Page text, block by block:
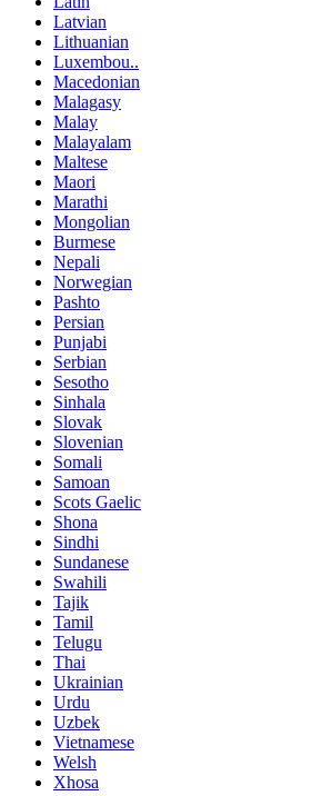
Latvian
Lithuanian
Luxembou..
Macedonian
Malagasy
Malay
Malayalam
Maltese
Maori
Marathi
Mongolian
Burmese
Nepali
Norwegian
Pashto
Persian
Punjabi
Serbian
Sesotho
Sinhala
Slovak
Slovenian
Somali
Samoan
Scots Gaelic
Shona
Sindhi
Sundanese
Swahili
Tajik
Tamil
Telugu
Thai
Ukrainian
Urdu
Uzbek
Vietnamese
Welsh
Xhosa